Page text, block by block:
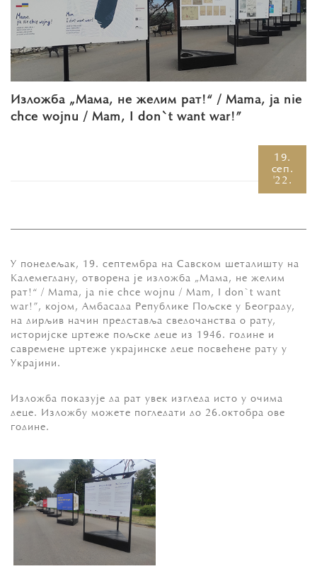
Изложба „Мама, не желим рат!“ / Mama, ja nie
chce wojnu / Mam, I don`t want war!”
19.
сеп.
'22.
У понедељак, 19. септембра на Савском шеталишту на
Калемегдану, отворена је изложба „Мама, не желим
рат!“ / Mama, ja nie chce wojnu / Mam, I don`t want
war!”, којом, Aмбасада Републике Пољске у Београду,
на дирљив начин представља сведочанства о рату,
историјске цртеже пољске деце из 1946. године и
савремене цртеже украјинске деце посвећене рату у
Украјини.
Изложба показује да рат увек изгледа исто у очима
деце. Изложбу можете погледати до 26.октобра ове
године.